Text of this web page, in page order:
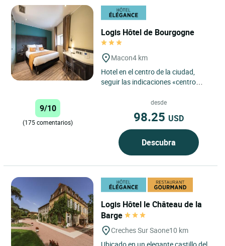
Logis Hôtel de Bourgogne
Macon4 km
Hotel en el centro de la ciudad,
seguir las indicaciones «centro
Salida autopista A6:...
9/10
(175 comentarios)
desde
98.25 USD
Descubra
Logis Hôtel le Château de la
Barge
Creches Sur Saone10 km